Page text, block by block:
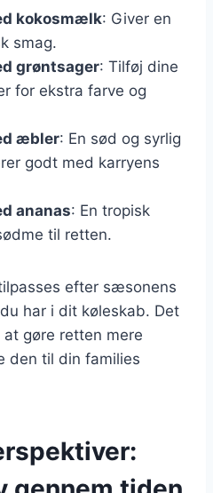
kokosmælk: Giver en
smag.
grøntsager: Tilføj dine
for ekstra farve og
æbler: En sød og syrlig
godt med karryens
ananas: En tropisk
til retten.
efter sæsonens
har i dit køleskab. Det
gøre retten mere
den til din families